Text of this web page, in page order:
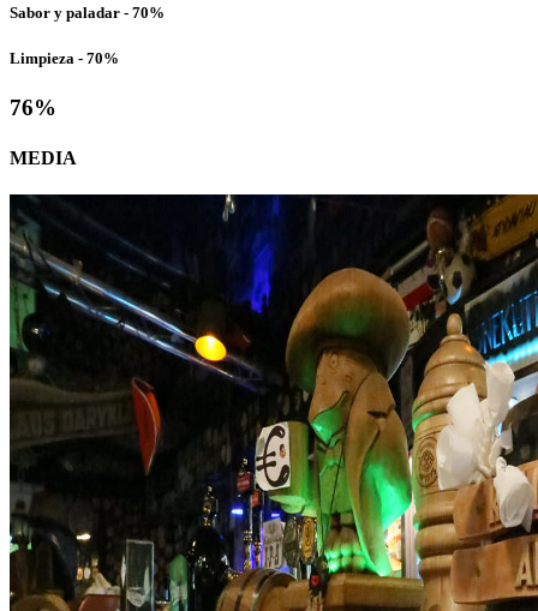
Sabor y paladar - 70%
Limpieza - 70%
76%
MEDIA